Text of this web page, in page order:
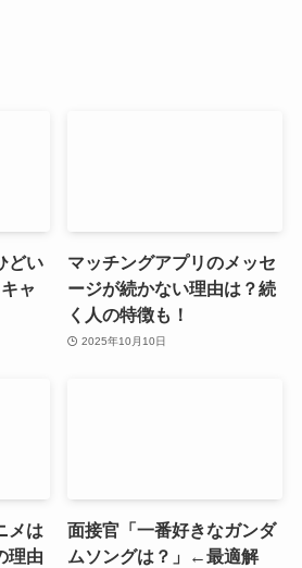
どい
ャ
マッチングアプリのメッセ
ージが続かない理由は？続
く人の特徴も！
2025年10月10日
メは
理由
面接官「一番好きなガンダ
ムソングは？」←最適解